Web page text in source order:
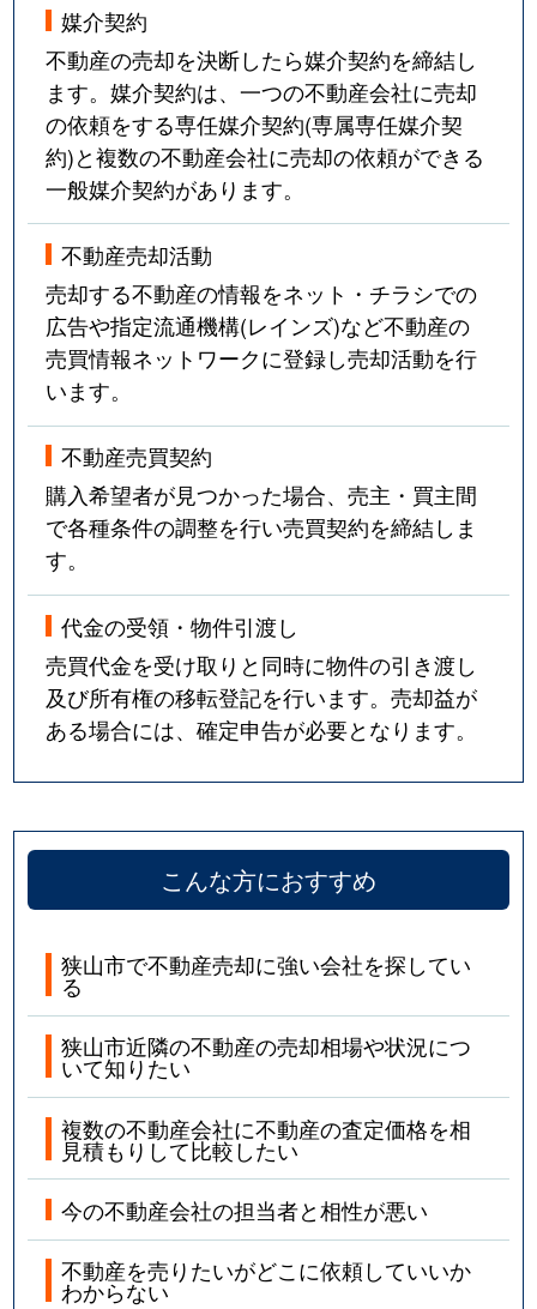
媒介契約
不動産の売却を決断したら媒介契約を締結し
ます。媒介契約は、一つの不動産会社に売却
の依頼をする専任媒介契約(専属専任媒介契
約)と複数の不動産会社に売却の依頼ができる
一般媒介契約があります。
不動産売却活動
売却する不動産の情報をネット・チラシでの
広告や指定流通機構(レインズ)など不動産の
売買情報ネットワークに登録し売却活動を行
います。
不動産売買契約
購入希望者が見つかった場合、売主・買主間
で各種条件の調整を行い売買契約を締結しま
す。
代金の受領・物件引渡し
売買代金を受け取りと同時に物件の引き渡し
及び所有権の移転登記を行います。売却益が
ある場合には、確定申告が必要となります。
こんな方におすすめ
狭山市で不動産売却に強い会社を探してい
る
狭山市近隣の不動産の売却相場や状況につ
いて知りたい
複数の不動産会社に不動産の査定価格を相
見積もりして比較したい
今の不動産会社の担当者と相性が悪い
不動産を売りたいがどこに依頼していいか
わからない